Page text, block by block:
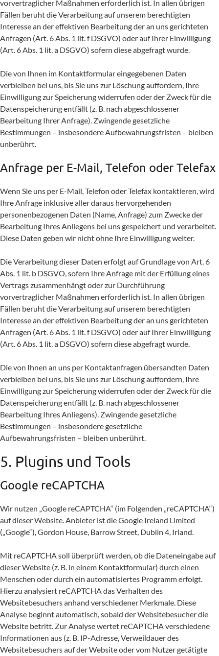
vorvertraglicher Maßnahmen erforderlich ist. In allen übrigen
Fällen beruht die Verarbeitung auf unserem berechtigten
Interesse an der effektiven Bearbeitung der an uns gerichteten
Anfragen (Art. 6 Abs. 1 lit. f DSGVO) oder auf Ihrer Einwilligung
(Art. 6 Abs. 1 lit. a DSGVO) sofern diese abgefragt wurde.
Die von Ihnen im Kontaktformular eingegebenen Daten
verbleiben bei uns, bis Sie uns zur Löschung auffordern, Ihre
Einwilligung zur Speicherung widerrufen oder der Zweck für die
Datenspeicherung entfällt (z. B. nach abgeschlossener
Bearbeitung Ihrer Anfrage). Zwingende gesetzliche
Bestimmungen – insbesondere Aufbewahrungsfristen – bleiben
unberührt.
Anfrage per E-Mail, Telefon oder Telefax
Wenn Sie uns per E-Mail, Telefon oder Telefax kontaktieren, wird
Ihre Anfrage inklusive aller daraus hervorgehenden
personenbezogenen Daten (Name, Anfrage) zum Zwecke der
Bearbeitung Ihres Anliegens bei uns gespeichert und verarbeitet.
Diese Daten geben wir nicht ohne Ihre Einwilligung weiter.
Die Verarbeitung dieser Daten erfolgt auf Grundlage von Art. 6
Abs. 1 lit. b DSGVO, sofern Ihre Anfrage mit der Erfüllung eines
Vertrags zusammenhängt oder zur Durchführung
vorvertraglicher Maßnahmen erforderlich ist. In allen übrigen
Fällen beruht die Verarbeitung auf unserem berechtigten
Interesse an der effektiven Bearbeitung der an uns gerichteten
Anfragen (Art. 6 Abs. 1 lit. f DSGVO) oder auf Ihrer Einwilligung
(Art. 6 Abs. 1 lit. a DSGVO) sofern diese abgefragt wurde.
Die von Ihnen an uns per Kontaktanfragen übersandten Daten
verbleiben bei uns, bis Sie uns zur Löschung auffordern, Ihre
Einwilligung zur Speicherung widerrufen oder der Zweck für die
Datenspeicherung entfällt (z. B. nach abgeschlossener
Bearbeitung Ihres Anliegens). Zwingende gesetzliche
Bestimmungen – insbesondere gesetzliche
Aufbewahrungsfristen – bleiben unberührt.
5. Plugins und Tools
Google reCAPTCHA
Wir nutzen „Google reCAPTCHA“ (im Folgenden „reCAPTCHA“)
auf dieser Website. Anbieter ist die Google Ireland Limited
(„Google“), Gordon House, Barrow Street, Dublin 4, Irland.
Mit reCAPTCHA soll überprüft werden, ob die Dateneingabe auf
dieser Website (z. B. in einem Kontaktformular) durch einen
Menschen oder durch ein automatisiertes Programm erfolgt.
Hierzu analysiert reCAPTCHA das Verhalten des
Websitebesuchers anhand verschiedener Merkmale. Diese
Analyse beginnt automatisch, sobald der Websitebesucher die
Website betritt. Zur Analyse wertet reCAPTCHA verschiedene
Informationen aus (z. B. IP-Adresse, Verweildauer des
Websitebesuchers auf der Website oder vom Nutzer getätigte